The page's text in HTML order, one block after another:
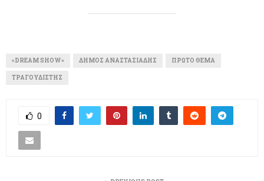
«DREAM SHOW» ΔΉΜΟΣ ΑΝΑΣΤΑΣΙΆΔΗΣ ΠΡΏΤΟ ΘΈΜΑ
ΤΡΑΓΟΥΔΙΣΤΉΣ
0